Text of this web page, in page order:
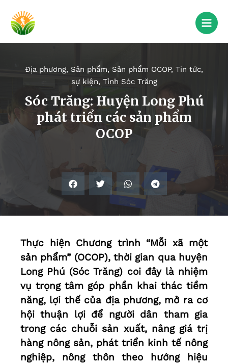
Địa phương, Sản phẩm, Sản phẩm OCOP, Tin tức,
sự kiện, Tỉnh Sóc Trăng
Sóc Trăng: Huyện Long Phú
phát triển các sản phẩm
OCOP
Thực hiện Chương trình “Mỗi xã một
sản phẩm” (OCOP), thời gian qua huyện
Long Phú (Sóc Trăng) coi đây là nhiệm
vụ trọng tâm góp phần khai thác tiềm
năng, lợi thế của địa phương, mở ra cơ
hội thuận lợi để người dân tham gia
trong các chuỗi sản xuất, nâng giá trị
hàng nông sản, phát triển kinh tế nông
nghiệp, nông thôn theo hướng hiệu